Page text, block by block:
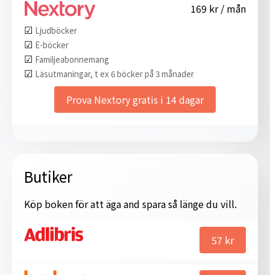
169 kr / mån
☑︎ Ljudböcker
☑︎ E-böcker
☑︎ Familjeabonnemang
☑︎ Läsutmaningar, t ex 6 böcker på 3 månader
Prova Nextory gratis i 14 dagar
Butiker
Köp boken för att äga and spara så länge du vill.
57 kr